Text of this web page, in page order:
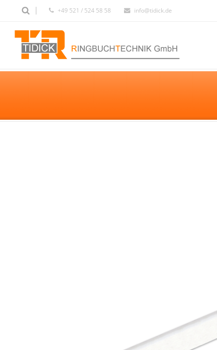
+49 521 / 524 58 58 info@tidick.de